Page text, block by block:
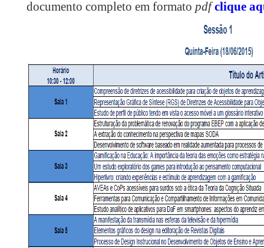
documento completo em formato pdf clique